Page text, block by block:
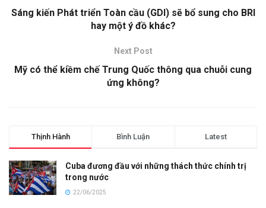
Sáng kiến Phát triển Toàn cầu (GDI) sẽ bổ sung cho BRI
hay một ý đồ khác?
Next Post
Mỹ có thể kiềm chế Trung Quốc thông qua chuỗi cung
ứng không?
Thịnh Hành Bình Luận Latest
Cuba đương đầu với những thách thức chính trị
trong nước
22/06/2025